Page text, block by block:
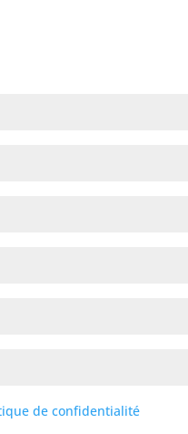
de confidentialité